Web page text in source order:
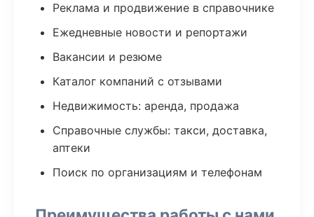
Реклама и продвижение в справочнике
Ежедневные новости и репортажи
Вакансии и резюме
Каталог компаний с отзывами
Недвижимость: аренда, продажа
Справочные службы: такси, доставка,
аптеки
Поиск по организациям и телефонам